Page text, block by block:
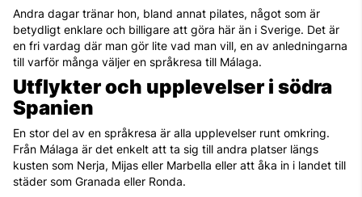
Andra dagar tränar hon, bland annat pilates, något som är
betydligt enklare och billigare att göra här än i Sverige. Det är
en fri vardag där man gör lite vad man vill, en av anledningarna
till varför många väljer en språkresa till Málaga.
Utflykter och upplevelser i södra
Spanien
En stor del av en språkresa är alla upplevelser runt omkring.
Från Málaga är det enkelt att ta sig till andra platser längs
kusten som Nerja, Mijas eller Marbella eller att åka in i landet till
städer som Granada eller Ronda.